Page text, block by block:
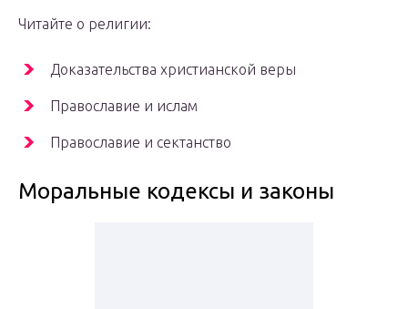
Читайте о религии:
Доказательства христианской веры
Православие и ислам
Православие и сектанство
Моральные кодексы и законы